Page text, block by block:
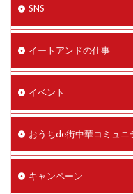
SNS
イートアンドの仕事
イベント
おうちde街中華コミュニ
キャンペーン